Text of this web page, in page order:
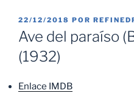
PUBLICADO
EL
22/12/2018 POR
Ave del paraíso
(1932)
Enlace IMDB